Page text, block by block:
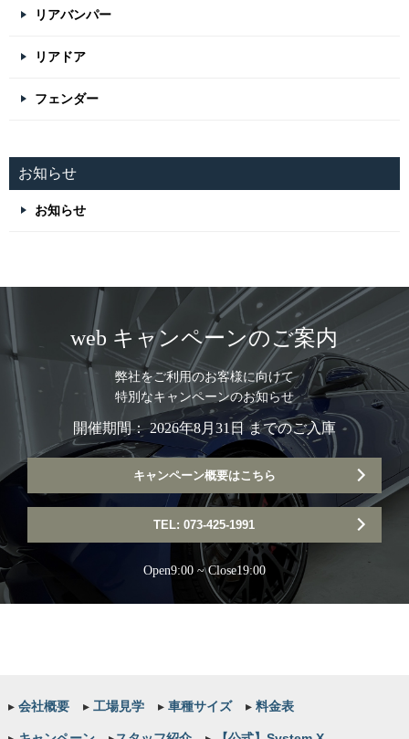
リアバンパー
リアドア
フェンダー
お知らせ
お知らせ
web キャンペーンのご案内
弊社をご利用のお客様に向けて
特別なキャンペーンのお知らせ
開催期間： 2026年8月31日 までのご入庫
キャンペーン概要はこちら
TEL: 073-425-1991
Open9:00 ~ Close19:00
▸会社概要 ▸工場見学 ▸車種サイズ ▸料金表